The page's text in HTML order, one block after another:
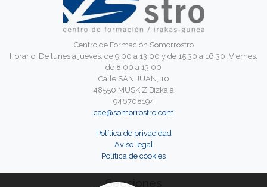
Centro de Formación Somorrostro
Horario: De lunes a jueves: de 9:00 a 13:00 y de 15:30 a 16:30. Viernes:
de 8:00 a 13:00
Calle SAN JUAN, 10
48550 MUSKIZ Bizkaia
946708194
cae@somorrostro.com
Política de privacidad
Aviso legal
Política de cookies
Secciones